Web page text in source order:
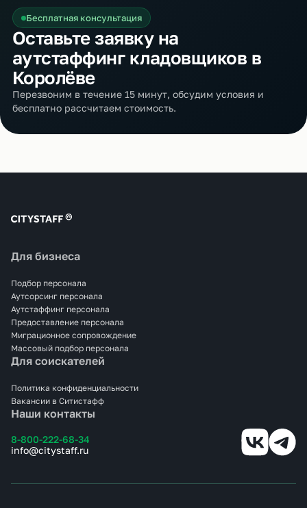
Бесплатная консультация
Оставьте заявку на
аутстаффинг кладовщиков в
Королёве
Перезвоним в течение 15 минут, обсудим условия и
бесплатно рассчитаем стоимость.
Наши контакты
8-800-222-68-34
info@citystaff.ru
Для бизнеса
Подбор персонала
Аутсорсинг персонала
Аутстаффинг персонала
Предоставление персонала
Миграционное сопровождение
Массовый подбор персонала
Для соискателей
Политика конфиденциальности
Вакансии в Ситистафф